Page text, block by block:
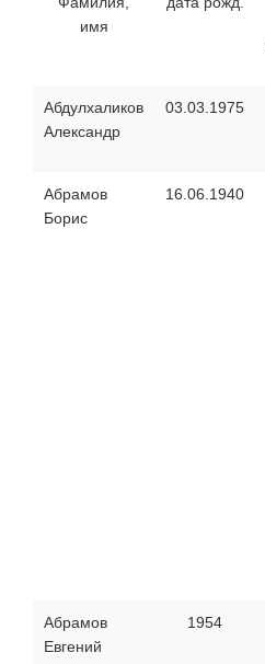
имя
Абдулхаликов
Александр
03.03.1975
Абрамов
Борис
16.06.1940
Абрамов
Евгений
1954